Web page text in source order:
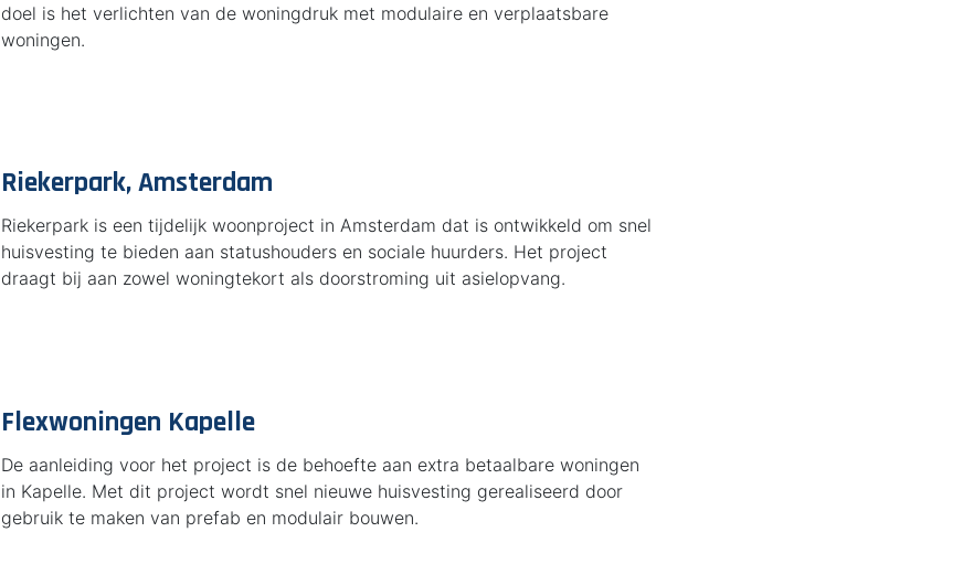
doel is het verlichten van de woningdruk met modulaire en verplaatsbare
woningen.
Riekerpark, Amsterdam
Riekerpark is een tijdelijk woonproject in Amsterdam dat is ontwikkeld om snel
huisvesting te bieden aan statushouders en sociale huurders. Het project
draagt bij aan zowel woningtekort als doorstroming uit asielopvang.
Flexwoningen Kapelle
De aanleiding voor het project is de behoefte aan extra betaalbare woningen
in Kapelle. Met dit project wordt snel nieuwe huisvesting gerealiseerd door
gebruik te maken van prefab en modulair bouwen.